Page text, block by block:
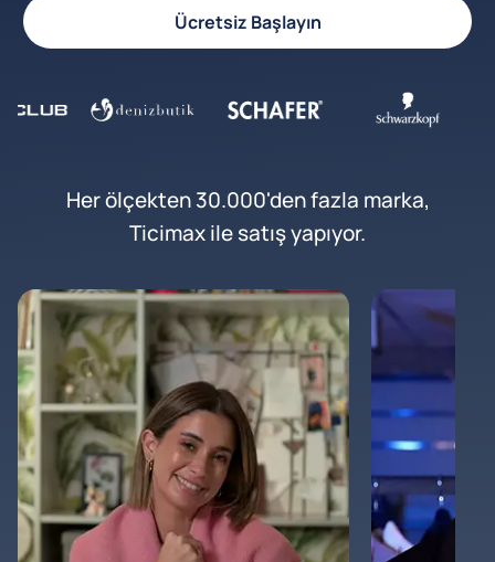
Ücretsiz Başlayın
Her ölçekten 30.000'den fazla marka,
Ticimax ile satış yapıyor.